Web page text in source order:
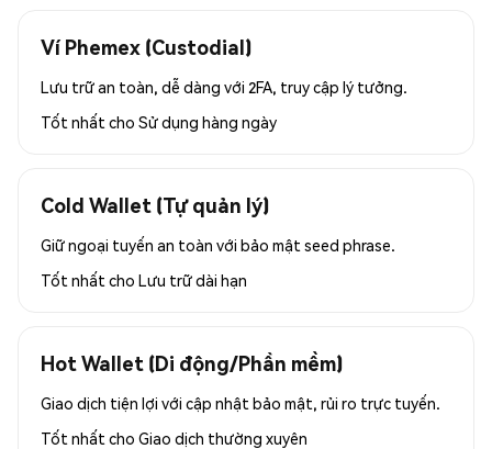
Ví Phemex (Custodial)
Lưu trữ an toàn, dễ dàng với 2FA, truy cập lý tưởng.
Tốt nhất cho Sử dụng hàng ngày
Cold Wallet (Tự quản lý)
Giữ ngoại tuyến an toàn với bảo mật seed phrase.
Tốt nhất cho Lưu trữ dài hạn
Hot Wallet (Di động/Phần mềm)
Giao dịch tiện lợi với cập nhật bảo mật, rủi ro trực tuyến.
Tốt nhất cho Giao dịch thường xuyên